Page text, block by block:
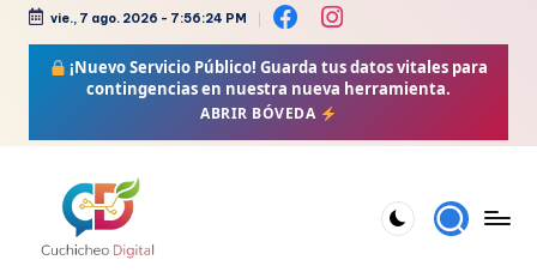
vie., 7 ago. 2026 - 7:56:24 PM
¡Nuevo Servicio Público! Guarda tus datos vitales para
contingencias en nuestra nueva herramienta.
ABRIR BÓVEDA